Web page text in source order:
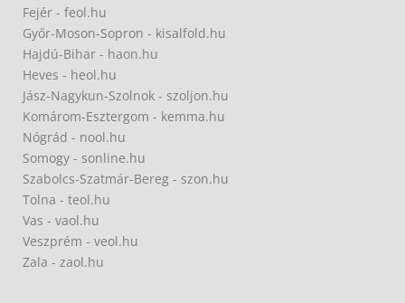
Fejér - feol.hu
Győr-Moson-Sopron - kisalfold.hu
Hajdú-Bihar - haon.hu
Heves - heol.hu
Jász-Nagykun-Szolnok - szoljon.hu
Komárom-Esztergom - kemma.hu
Nógrád - nool.hu
Somogy - sonline.hu
Szabolcs-Szatmár-Bereg - szon.hu
Tolna - teol.hu
Vas - vaol.hu
Veszprém - veol.hu
Zala - zaol.hu